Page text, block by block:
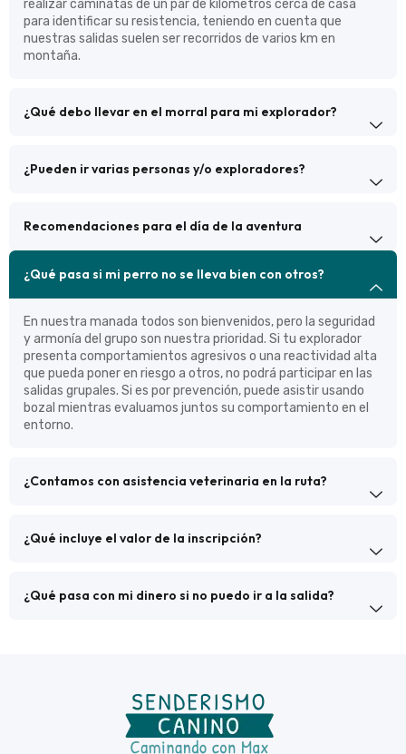
realizar caminatas de un par de kilómetros cerca de casa
para identificar su resistencia, teniendo en cuenta que
nuestras salidas suelen ser recorridos de varios km en
montaña.
¿Qué debo llevar en el morral para mi explorador?
¿Pueden ir varias personas y/o exploradores?
Recomendaciones para el día de la aventura
¿Qué pasa si mi perro no se lleva bien con otros?
En nuestra manada todos son bienvenidos, pero la seguridad
y armonía del grupo son nuestra prioridad. Si tu explorador
presenta comportamientos agresivos o una reactividad alta
que pueda poner en riesgo a otros, no podrá participar en las
salidas grupales. Si es por prevención, puede asistir usando
bozal mientras evaluamos juntos su comportamiento en el
entorno.
¿Contamos con asistencia veterinaria en la ruta?
¿Qué incluye el valor de la inscripción?
¿Qué pasa con mi dinero si no puedo ir a la salida?